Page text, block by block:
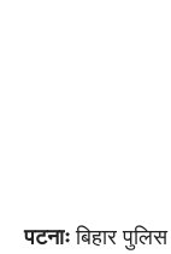
पटनाःबिहार